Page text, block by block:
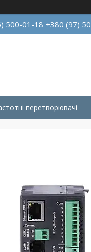
500-01-18 +380 (97)
перетворювачі